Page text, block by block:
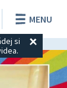
si
MENU